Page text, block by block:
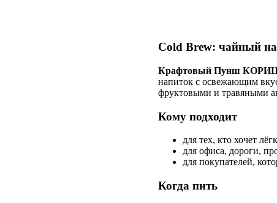
Cold Brew: чайный
Крафтовый Пунш
напиток с освежающим
фруктовыми и травяными
Кому подходит
для тех, кто хочет
для офиса, дороги,
для покупателей,
Когда пить